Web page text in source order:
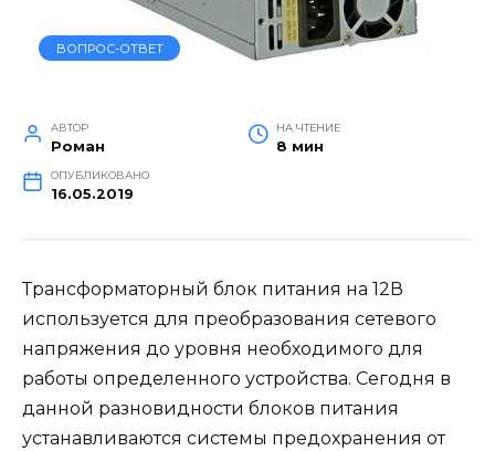
ВОПРОС-ОТВЕТ
АВТОР
Роман
НА ЧТЕНИЕ
8 мин
ОПУБЛИКОВАНО
16.05.2019
Трансформаторный блок питания на 12В
используется для преобразования сетевого
напряжения до уровня необходимого для
работы определенного устройства. Сегодня в
данной разновидности блоков питания
устанавливаются системы предохранения от